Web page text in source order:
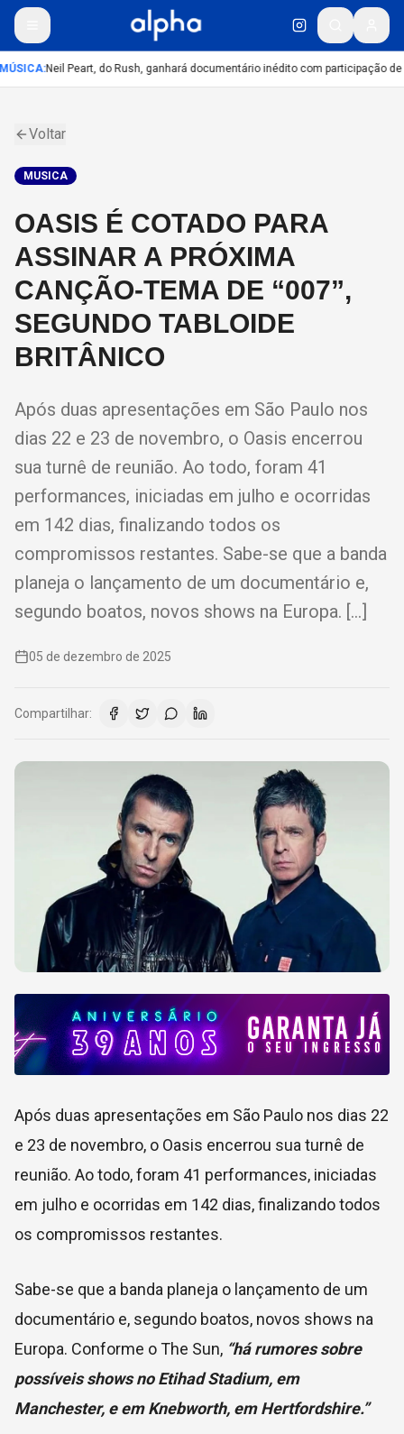
:Neil Peart, do Rush, ganhará documentário inédito com participação de
Voltar
MUSICA
OASIS É COTADO PARA
ASSINAR A PRÓXIMA
CANÇÃO-TEMA DE “007”,
SEGUNDO TABLOIDE
BRITÂNICO
Após duas apresentações em São Paulo nos
dias 22 e 23 de novembro, o Oasis encerrou
sua turnê de reunião. Ao todo, foram 41
performances, iniciadas em julho e ocorridas
em 142 dias, finalizando todos os
compromissos restantes. Sabe-se que a banda
planeja o lançamento de um documentário e,
segundo boatos, novos shows na Europa. […]
05 de dezembro de 2025
Compartilhar:
Após duas apresentações em São Paulo nos dias 22
e 23 de novembro, o Oasis encerrou sua turnê de
reunião. Ao todo, foram 41 performances, iniciadas
em julho e ocorridas em 142 dias, finalizando todos
os compromissos restantes.
Sabe-se que a banda planeja o lançamento de um
documentário e, segundo boatos, novos shows na
Europa. Conforme o The Sun, “há rumores sobre
possíveis shows no Etihad Stadium, em
Manchester, e em Knebworth, em Hertfordshire.”